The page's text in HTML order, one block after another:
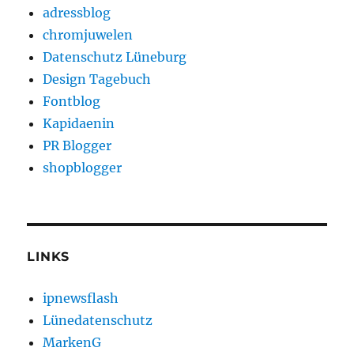
adressblog
chromjuwelen
Datenschutz Lüneburg
Design Tagebuch
Fontblog
Kapidaenin
PR Blogger
shopblogger
LINKS
ipnewsflash
Lünedatenschutz
MarkenG